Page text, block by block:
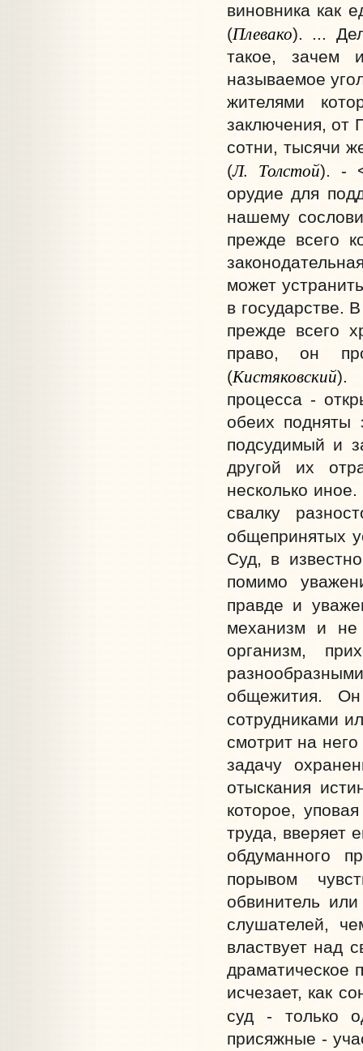
виновника как
(Плевако). ...
такое, зачем
называемое
жителями
заключения, от
сотни, тысячи
(Л. Толстой). -
орудие для
нашему
прежде всего
может
в государстве.
прежде всего
право, он
(Кистяковский).
процесса -
обеих подняты
подсудимый и
другой их
несколько
свалку
общепринятых
Суд, в
помимо
правде и
механизм и
организм,
общежития.
сотрудниками
смотрит на
задачу
отыскания
которое,
труда, вверяет
обдуманного
порывом
обвинитель
слушателей,
властвует над
драматическое
исчезает, как
суд - только
присяжные -